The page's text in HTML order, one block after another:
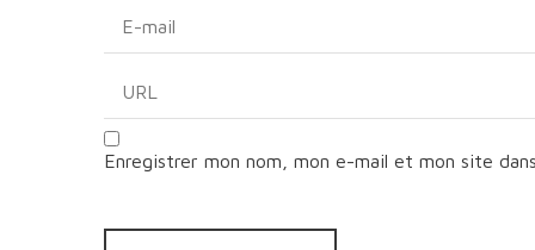
Enregistrer mon nom, mon e-mail et mon site